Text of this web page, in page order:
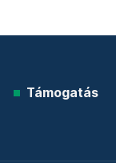
Támogatás